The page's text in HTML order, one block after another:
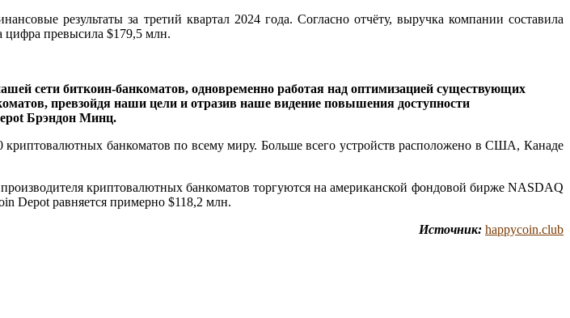
результаты за третий квартал 2024 года. Согласно отчёту, выручка компании составила
цифра превысила $179,5 млн.
сети биткоин-банкоматов, одновременно работая над оптимизацией существующих
превзойдя наши цели и отразив наше видение повышения доступности
Брэндон Минц.
банкоматов по всему миру. Больше всего устройств расположено в США, Канаде
криптовалютных банкоматов торгуются на американской фондовой бирже NASDAQ
Depot равняется примерно $118,2 млн.
Источник: happycoin.club